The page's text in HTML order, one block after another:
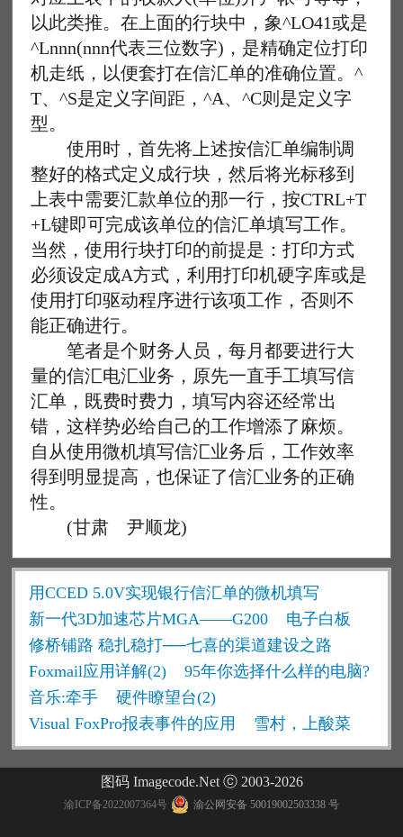
以此类推。在上面的行块中，象^LO41或是
^Lnnn(nnn代表三位数字)，是精确定位打印
机走纸，以便套打在信汇单的准确位置。^
T、^S是定义字间距，^A、^C则是定义字
型。
使用时，首先将上述按信汇单编制调
整好的格式定义成行块，然后将光标移到
上表中需要汇款单位的那一行，按CTRL+T
+L键即可完成该单位的信汇单填写工作。
当然，使用行块打印的前提是：打印方式
必须设定成A方式，利用打印机硬字库或是
使用打印驱动程序进行该项工作，否则不
能正确进行。
笔者是个财务人员，每月都要进行大
量的信汇电汇业务，原先一直手工填写信
汇单，既费时费力，填写内容还经常出
错，这样势必给自己的工作增添了麻烦。
自从使用微机填写信汇业务后，工作效率
得到明显提高，也保证了信汇业务的正确
性。
(甘肃 尹顺龙)
用CCED 5.0V实现银行信汇单的微机填写
新一代3D加速芯片MGA——G200
电子白板
修桥铺路 稳扎稳打──七喜的渠道建设之路
Foxmail应用详解(2)
95年你选择什么样的电脑?
音乐:牵手
硬件瞭望台(2)
Visual FoxPro报表事件的应用
雪村，上酸菜
图码 Imagecode.Net ⓒ 2003-2026
渝ICP备2022007364号 渝公网安备 50019002503338 号